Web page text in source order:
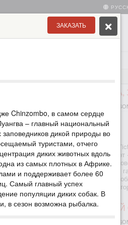
ТУРСТУДИЯ
ВИКТОРИЯ,
Tour
- проживание в отеле Avani
- трансферы аэропорт-отель-аэропорт
- круиз по Замбези на закате К
на выбор - просто поставьте
и получите мгновенный расчет
экскурсии со стороны Замбии,
ВИКТОРИЯ "АКТИВНЫЙ
ЗАКАЗАТЬ
Chinzombo, в самом сердце
– главный национальный
дикой природы во
туристами, отчего
диких животных вдоль
из самых плотных в Африке.
и поддерживает более 60
Самый главный успех
популяции диких собак. В
в сезон возможна рыбалка.